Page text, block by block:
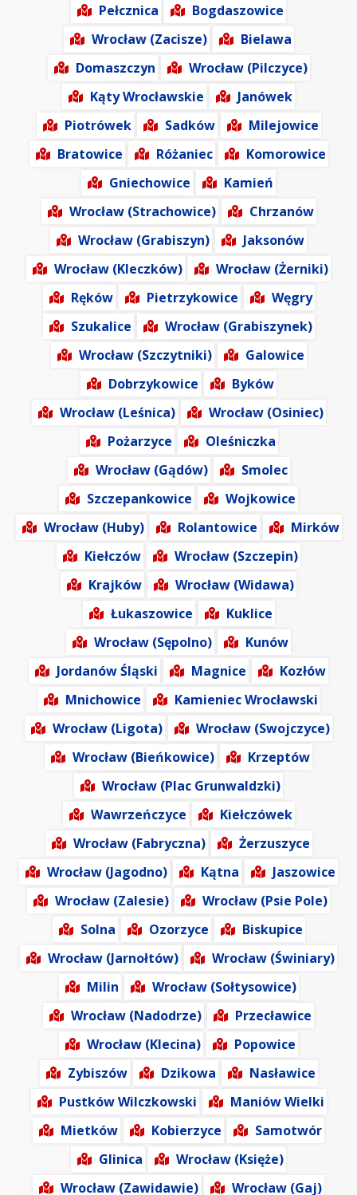
Pełcznica
Bogdaszowice
Wrocław (Zacisze)
Bielawa
Domaszczyn
Wrocław (Pilczyce)
Kąty Wrocławskie
Janówek
Piotrówek
Sadków
Milejowice
Bratowice
Różaniec
Komorowice
Gniechowice
Kamień
Wrocław (Strachowice)
Chrzanów
Wrocław (Grabiszyn)
Jaksonów
Wrocław (Kleczków)
Wrocław (Żerniki)
Ręków
Pietrzykowice
Węgry
Szukalice
Wrocław (Grabiszynek)
Wrocław (Szczytniki)
Galowice
Dobrzykowice
Byków
Wrocław (Leśnica)
Wrocław (Osiniec)
Pożarzyce
Oleśniczka
Wrocław (Gądów)
Smolec
Szczepankowice
Wojkowice
Wrocław (Huby)
Rolantowice
Mirków
Kiełczów
Wrocław (Szczepin)
Krajków
Wrocław (Widawa)
Łukaszowice
Kuklice
Wrocław (Sępolno)
Kunów
Jordanów Śląski
Magnice
Kozłów
Mnichowice
Kamieniec Wrocławski
Wrocław (Ligota)
Wrocław (Swojczyce)
Wrocław (Bieńkowice)
Krzeptów
Wrocław (Plac Grunwaldzki)
Wawrzeńczyce
Kiełczówek
Wrocław (Fabryczna)
Żerzuszyce
Wrocław (Jagodno)
Kątna
Jaszowice
Wrocław (Zalesie)
Wrocław (Psie Pole)
Solna
Ozorzyce
Biskupice
Wrocław (Jarnołtów)
Wrocław (Świniary)
Milin
Wrocław (Sołtysowice)
Wrocław (Nadodrze)
Przecławice
Wrocław (Klecina)
Popowice
Zybiszów
Dzikowa
Nasławice
Pustków Wilczkowski
Maniów Wielki
Mietków
Kobierzyce
Samotwór
Glinica
Wrocław (Księże)
Wrocław (Zawidawie)
Wrocław (Gaj)